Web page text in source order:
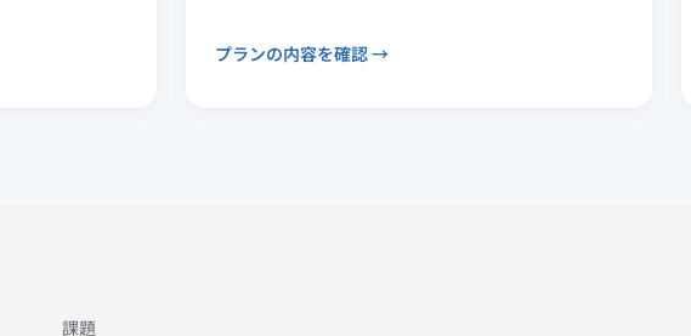
プランの内容を確認 →
課題